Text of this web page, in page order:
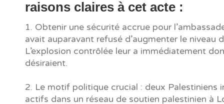
raisons claires à cet acte :
1. Obtenir une sécurité accrue pour
avait auparavant refusé d’augmenter le niveau
L’explosion contrôlée leur a immédiatement
désiraient.
2. Le motif politique crucial : deux Palestiniens
actifs dans un réseau de soutien palestinien à